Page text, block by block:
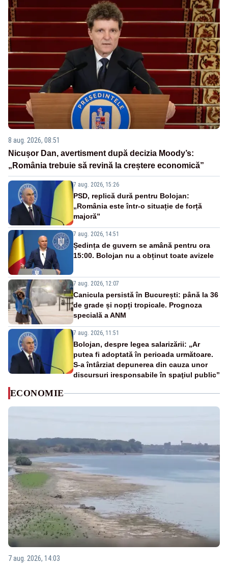
8 aug. 2026, 08:51
Nicușor Dan, avertisment după decizia Moody’s:
„România trebuie să revină la creștere economică”
7 aug. 2026, 15:26
PSD, replică dură pentru Bolojan:
„România este într-o situație de forță
majoră”
7 aug. 2026, 14:51
Ședința de guvern se amână pentru ora
15:00. Bolojan nu a obținut toate avizele
7 aug. 2026, 12:07
Canicula persistă în București: până la 36
de grade și nopți tropicale. Prognoza
specială a ANM
7 aug. 2026, 11:51
Bolojan, despre legea salarizării: „Ar
putea fi adoptată în perioada următoare.
S-a întârziat depunerea din cauza unor
discursuri iresponsabile în spaţiul public”
ECONOMIE
7 aug. 2026, 14:03